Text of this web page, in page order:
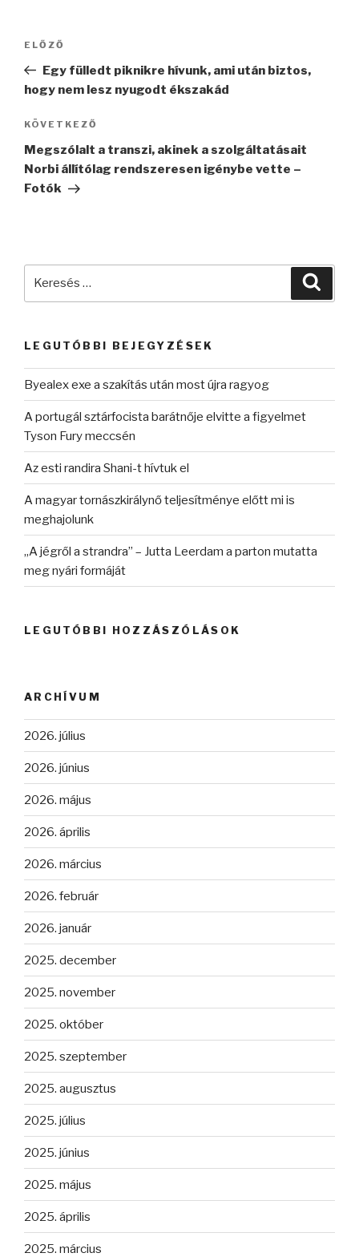
Bejegyzés
Korábbi
bejegyzés
ELŐZŐ
Egy fülledt piknikre hívunk, ami után biztos,
hogy nem lesz nyugodt ékszakád
Következő
bejegyzés
KÖVETKEZŐ
Megszólalt a transzi, akinek a szolgáltatásait
Norbi állítólag rendszeresen igénybe vette –
Fotók
LEGUTÓBBI BEJEGYZÉSEK
Byealex exe a szakítás után most újra ragyog
A portugál sztárfocista barátnője elvitte a figyelmet
Tyson Fury meccsén
Az esti randira Shani-t hívtuk el
A magyar tornászkirálynő teljesítménye előtt mi is
meghajolunk
„A jégről a strandra” – Jutta Leerdam a parton mutatta
meg nyári formáját
LEGUTÓBBI HOZZÁSZÓLÁSOK
ARCHÍVUM
2026. július
2026. június
2026. május
2026. április
2026. március
2026. február
2026. január
2025. december
2025. november
2025. október
2025. szeptember
2025. augusztus
2025. július
2025. június
2025. május
2025. április
2025. március